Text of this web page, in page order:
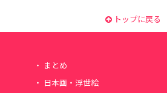
トップに戻る
まとめ
日本画・浮世絵